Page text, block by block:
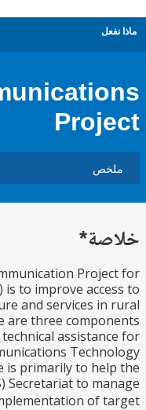
Communication
(PNG) is to improve
and services
There are three
one: technical
scope is primarily to
(UAS) Secretariat to
the implementation of